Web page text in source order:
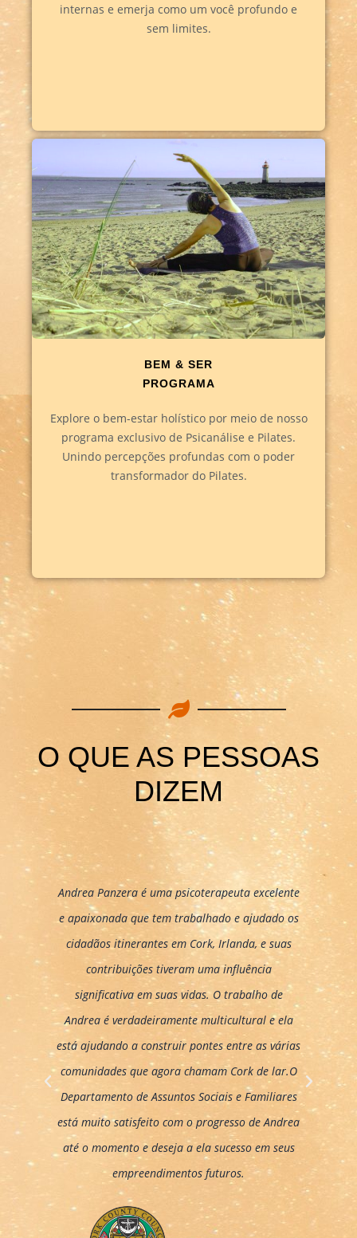
internas e emerja como um você profundo e
sem limites.
BEM & SER
PROGRAMA
Explore o bem-estar holístico por meio de nosso
programa exclusivo de Psicanálise e Pilates.
Unindo percepções profundas com o poder
transformador do Pilates.
O QUE AS PESSOAS
DIZEM
Andrea Panzera é uma psicoterapeuta excelente
e apaixonada que tem trabalhado e ajudado os
cidadãos itinerantes em Cork, Irlanda, e suas
contribuições tiveram uma influência
significativa em suas vidas. O trabalho de
Andrea é verdadeiramente multicultural e ela
está ajudando a construir pontes entre as várias
comunidades que agora chamam Cork de lar.O
Departamento de Assuntos Sociais e Familiares
está muito satisfeito com o progresso de Andrea
até o momento e deseja a ela sucesso em seus
empreendimentos futuros.
P
e
N
e
x